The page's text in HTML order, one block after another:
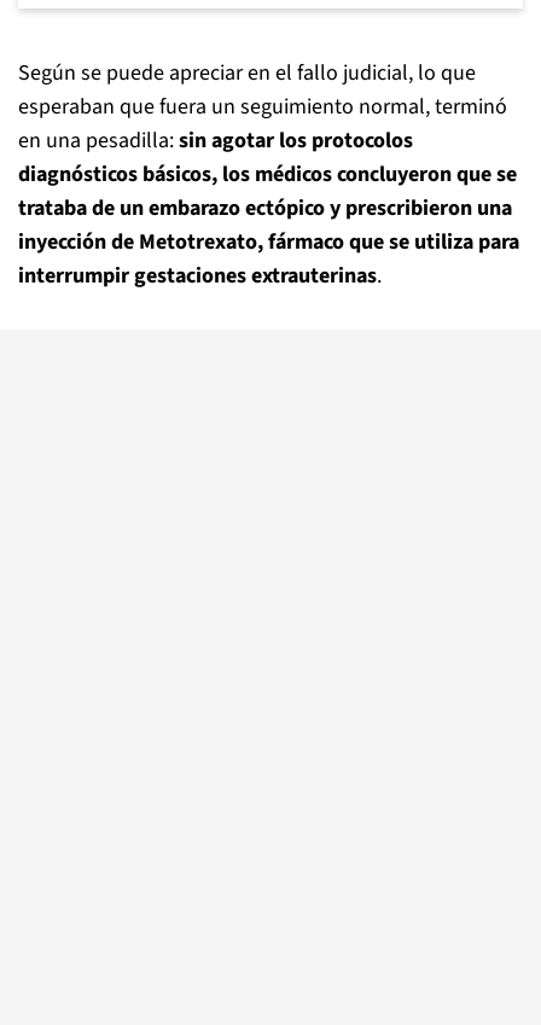
Según se puede apreciar en el fallo judicial, lo que
esperaban que fuera un seguimiento normal, terminó
en una pesadilla:sin agotar los protocolos
diagnósticos básicos, los médicos concluyeron que se
trataba de un embarazo ectópico y prescribieron una
inyección de Metotrexato, fármaco que se utiliza para
interrumpir gestaciones extrauterinas.